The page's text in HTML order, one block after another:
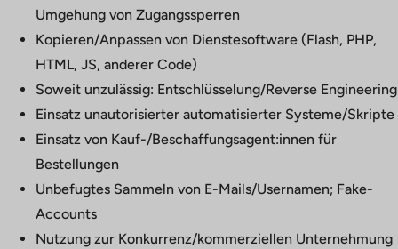
Umgehung von Zugangssperren
Kopieren/Anpassen von Dienstesoftware (Flash, PHP,
HTML, JS, anderer Code)
Soweit unzulässig: Entschlüsselung/Reverse Engineering
Einsatz unautorisierter automatisierter Systeme/Skripte
Einsatz von Kauf-/Beschaffungsagent:innen für
Bestellungen
Unbefugtes Sammeln von E-Mails/Usernamen; Fake-
Accounts
Nutzung zur Konkurrenz/kommerziellen Unternehmung